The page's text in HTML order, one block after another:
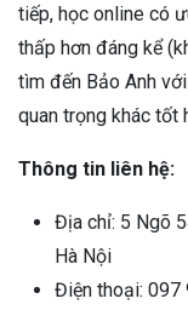
tiếp, học online có
thấp hơn đáng kể
tìm đến Bảo Anh
quan trọng khác tốt
Thông tin liên hệ:
Địa chỉ: 5 Ngõ
Hà Nội
Điện thoại: 097